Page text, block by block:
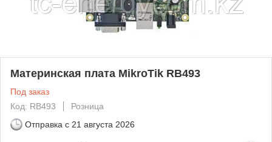
Материнская плата MikroTik RB493
Под заказ
Код: RB493
Розница
Отправка с 21 августа 2026